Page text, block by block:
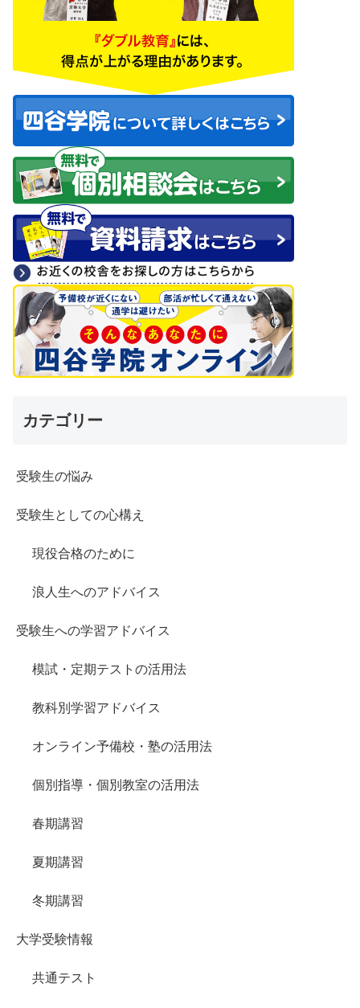
カテゴリー
受験生の悩み
受験生としての心構え
現役合格のために
浪人生へのアドバイス
受験生への学習アドバイス
模試・定期テストの活用法
教科別学習アドバイス
オンライン予備校・塾の活用法
個別指導・個別教室の活用法
春期講習
夏期講習
冬期講習
大学受験情報
共通テスト